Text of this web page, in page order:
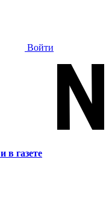
Войти
и в газете